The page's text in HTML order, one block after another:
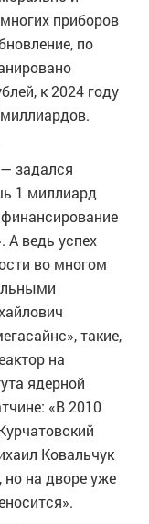
приборов
по
к 2024 году
задался
1 миллиард
А ведь успех
во многом
такие,
на
ядерной
«В 2010
Ковальчук
но на дворе уже